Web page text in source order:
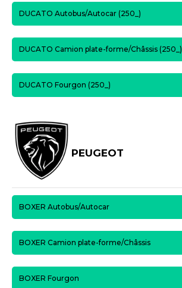
DUCATO Autobus/Autocar (250_)
DUCATO Camion plate-forme/Châssis (250_)
DUCATO Fourgon (250_)
PEUGEOT
BOXER Autobus/Autocar
BOXER Camion plate-forme/Châssis
BOXER Fourgon